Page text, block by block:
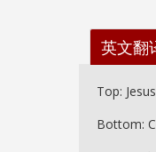
英文翻
Top:
Bottom: